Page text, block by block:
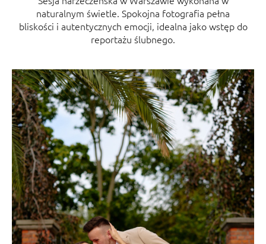
naturalnym świetle. Spokojna fotografia pełna
bliskości i autentycznych emocji, idealna jako wstęp do
reportażu ślubnego.